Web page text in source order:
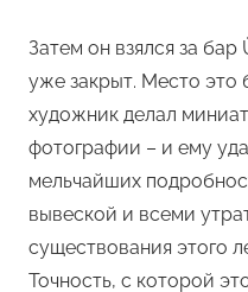
Затем он взялся за
уже закрыт. Место это
художник делал
фотографии – и ему
мельчайших
вывеской и всеми
существования этого
Точность, с которой